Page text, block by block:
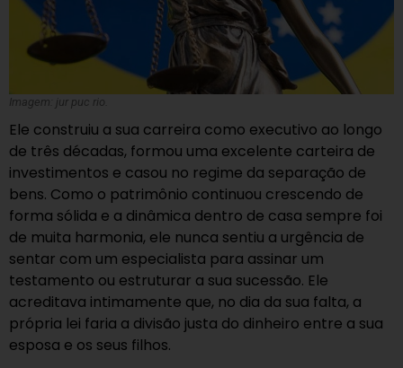
Imagem: jur puc rio.
Ele construiu a sua carreira como executivo ao longo
de três décadas, formou uma excelente carteira de
investimentos e casou no regime da separação de
bens. Como o patrimônio continuou crescendo de
forma sólida e a dinâmica dentro de casa sempre foi
de muita harmonia, ele nunca sentiu a urgência de
sentar com um especialista para assinar um
testamento ou estruturar a sua sucessão. Ele
acreditava intimamente que, no dia da sua falta, a
própria lei faria a divisão justa do dinheiro entre a sua
esposa e os seus filhos.